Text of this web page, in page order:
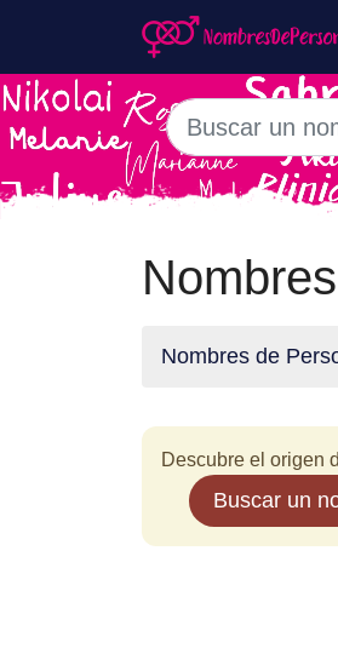
Nombres de
Descubre el origen
Buscar un